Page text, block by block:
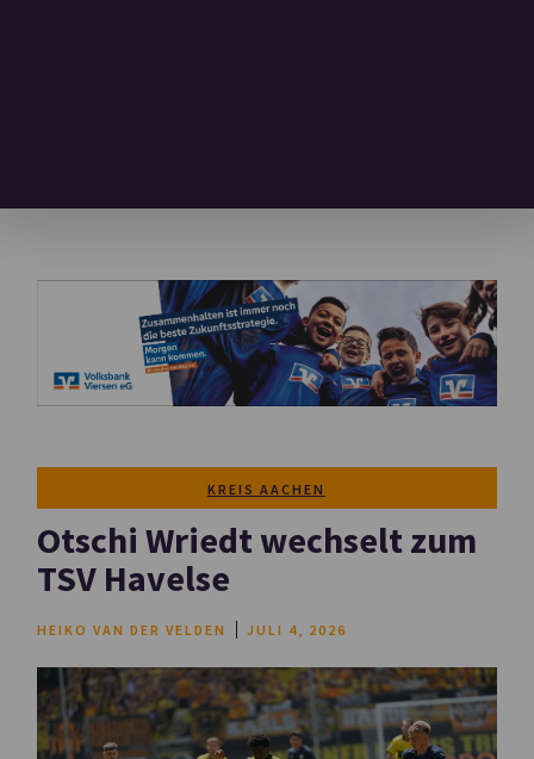
KREIS AACHEN
Otschi Wriedt wechselt zum
TSV Havelse
HEIKO VAN DER VELDEN JULI 4, 2026